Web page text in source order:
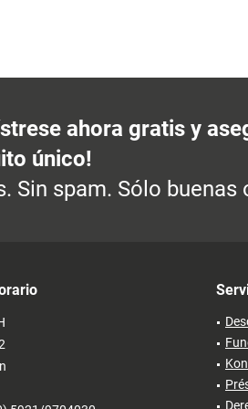
ahora gratis y
único!
Sin spam. Sólo buenas